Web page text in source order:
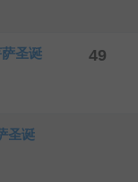
圣诞 49
圣诞